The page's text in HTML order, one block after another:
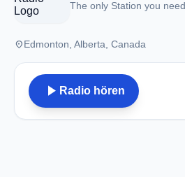
The only Station you need.
placeEdmonton, Alberta, Canada
play_arrow Radio hören